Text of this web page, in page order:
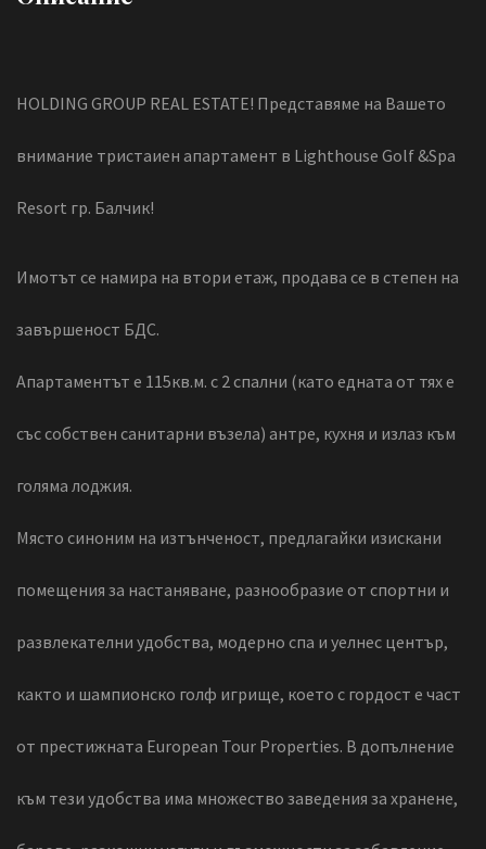
HOLDING GROUP REAL ESTATE! Представяме на Вашето
внимание тристаиен апартамент в Lighthouse Golf &Spa
Resort гр. Балчик!
Имотът се намира на втори етаж, продава се в степен на
завършеност БДС.
Апартаментът е 115кв.м. с 2 спални (като едната от тях е
със собствен санитарни възела) антре, кухня и излаз към
голяма лоджия.
Mясто синоним на изтънченост, предлагайки изискани
помещения за настаняване, разнообразие от спортни и
развлекателни удобства, модерно спа и уелнес център,
както и шампионско голф игрище, което с гордост е част
от престижната European Tour Properties. В допълнение
към тези удобства има множество заведения за хранене,